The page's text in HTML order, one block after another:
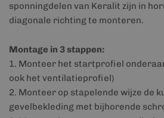
sponningdelen van Keralit zijn in
diagonale richting te monteren.
Montage in 3 stappen:
1. Monteer het startprofiel
ook het ventilatieprofiel)
2. Monteer op stapelende wijze de
gevelbekleding met bijhorende